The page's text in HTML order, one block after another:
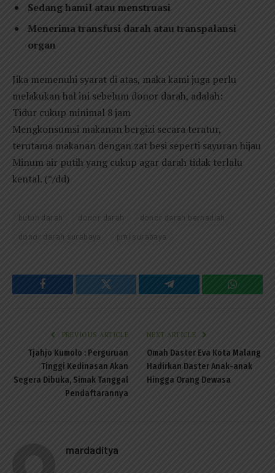
Sedang hamil atau menstruasi
Menerima transfusi darah atau transpalansi
organ
Jika memenuhi syarat di atas, maka kami juga perlu
melakukan hal ini sebelum donor darah, adalah:
Tidur cukup minimal 8 jam
Mengkonsumsi makanan bergizi secara teratur,
terutama makanan dengan zat besi seperti sayuran hijau
Minum air putih yang cukup agar darah tidak terlalu
kental. (*/dd)
butuh darah donor darah
donor darah berhadiah
donor darah surabaya
pmi surabaya
Facebook Twitter Telegram
PREVIOUS ARTICLE
Tjahjo Kumolo : Perguruan
Tinggi Kedinasan Akan
Segera Dibuka, Simak Tanggal
Pendaftarannya
NEXT ARTICLE
Omah Daster Eva Kota Malang
Hadirkan Daster Anak-anak
Hingga Orang Dewasa
mardaditya